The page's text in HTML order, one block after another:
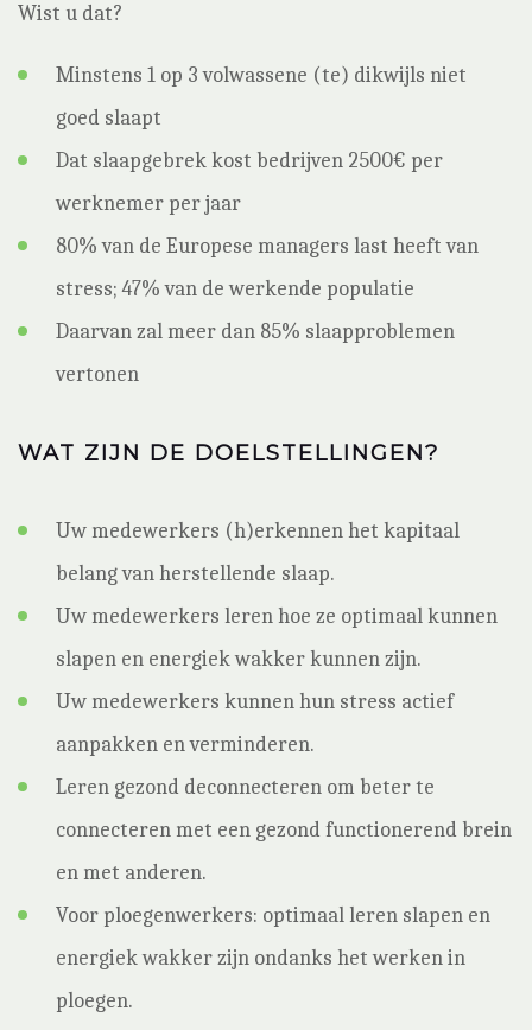
Wist u dat?
Minstens 1 op 3 volwassene (te) dikwijls niet
goed slaapt
Dat slaapgebrek kost bedrijven 2500€ per
werknemer per jaar
80% van de Europese managers last heeft van
stress; 47% van de werkende populatie
Daarvan zal meer dan 85% slaapproblemen
vertonen
WAT ZIJN DE DOELSTELLINGEN?
Uw medewerkers (h)erkennen het kapitaal
belang van herstellende slaap.
Uw medewerkers leren hoe ze optimaal kunnen
slapen en energiek wakker kunnen zijn.
Uw medewerkers kunnen hun stress actief
aanpakken en verminderen.
Leren gezond deconnecteren om beter te
connecteren met een gezond functionerend brein
en met anderen.
Voor ploegenwerkers: optimaal leren slapen en
energiek wakker zijn ondanks het werken in
ploegen.